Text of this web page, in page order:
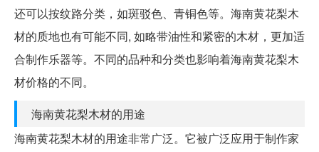
还可以按纹路分类，如斑驳色、青铜色等。海南黄花梨木
材的质地也有可能不同, 如略带油性和紧密的木材，更加适
合制作乐器等。不同的品种和分类也影响着海南黄花梨木
材价格的不同。
海南黄花梨木材的用途
海南黄花梨木材的用途非常广泛。它被广泛应用于制作家